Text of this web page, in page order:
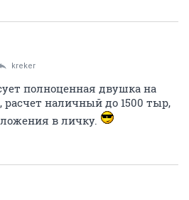
kreker
полноценная двушка на
расчет наличный до 1500 тыр,
в личку.